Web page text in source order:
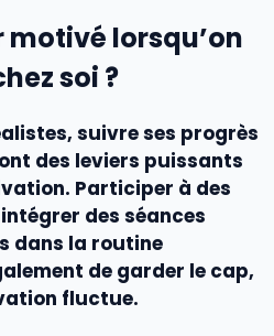
lorsqu’on
soi ?
suivre ses progrès
des leviers puissants
Participer à des
des séances
dans la routine
de garder le cap,
fluctue.